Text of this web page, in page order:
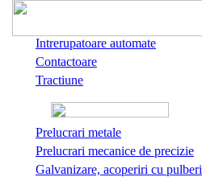
Intrerupatoare automate
Contactoare
Tractiune
Prelucrari metale
Prelucrari mecanice de precizie
Galvanizare, acoperiri cu pulberi